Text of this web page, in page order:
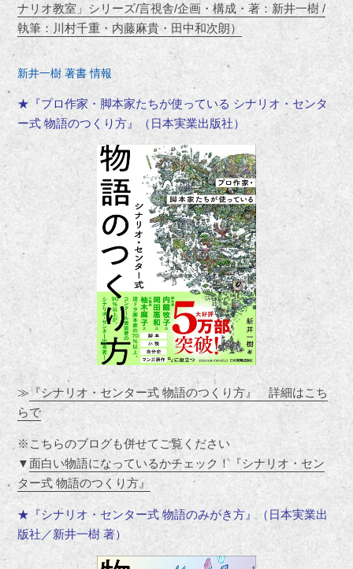
ナリオ教室」シリーズ/言視舎/企画・構成・著：新井一樹 /
執筆：川村千重・内藤麻貴・田中和次朗）
新井一樹 著書 情報
★『プロ作家・脚本家たちが使っている シナリオ・センタ
ー式 物語のつくり方』（日本実業出版社）
≫『シナリオ・センター式 物語のつくり方』 詳細はこち
らで
※こちらのブログも併せてご覧ください
▼面白い物語になっているかチェック！『シナリオ・セン
ター式 物語のつくり方』
★『シナリオ・センター式 物語のみがき方』（日本実業出
版社／新井一樹 著）